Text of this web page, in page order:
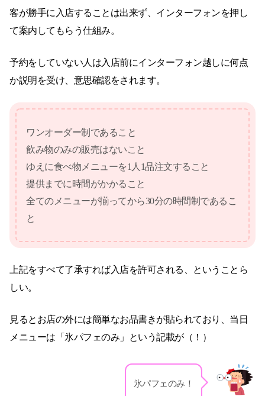
客が勝手に入店することは出来ず、インターフォンを押し
て案内してもらう仕組み。
予約をしていない人は入店前にインターフォン越しに何点
か説明を受け、意思確認をされます。
ワンオーダー制であること
飲み物のみの販売はないこと
ゆえに食べ物メニューを1人1品注文すること
提供までに時間がかかること
全てのメニューが揃ってから30分の時間制であるこ
と
上記をすべて了承すれば入店を許可される、ということら
しい。
見るとお店の外には簡単なお品書きが貼られており、当日
メニューは「氷パフェのみ」という記載が（！）
氷パフェのみ！